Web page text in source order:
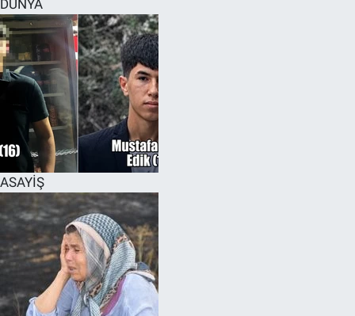
DÜNYA
ASAYİŞ